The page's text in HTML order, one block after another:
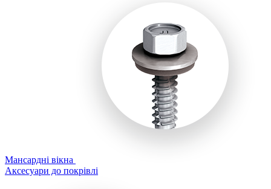
Мансардні вікна
Аксесуари до покрівлі